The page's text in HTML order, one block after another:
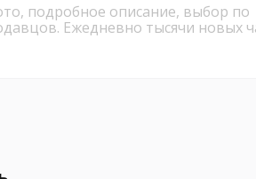
подробное описание, выбор по
Ежедневно тысячи новых